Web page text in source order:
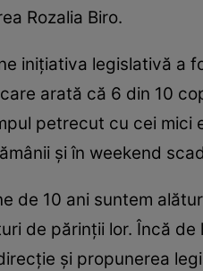
Rozalia Biro.
iniţiativa legislativă a
arată că 6 din 10
petrecut cu cei mici
şi în weekend
de 10 ani suntem
de părinţii lor. Încă
şi propunerea